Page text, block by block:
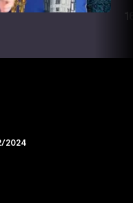
2024